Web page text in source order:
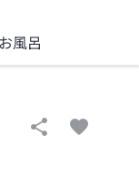
お風呂